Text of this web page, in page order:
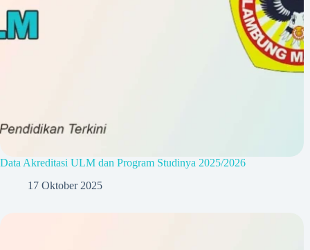
Data Akreditasi ULM dan Program Studinya 2025/2026
17 Oktober 2025